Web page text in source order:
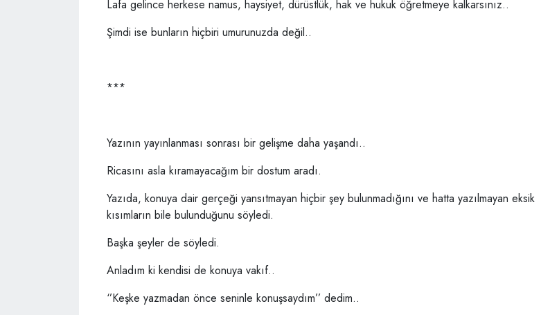
Lafa gelince herkese namus, haysiyet, dürüstlük, hak ve hukuk öğretmeye kalkarsınız..
Şimdi ise bunların hiçbiri umurunuzda değil..
***
Yazının yayınlanması sonrası bir gelişme daha yaşandı..
Ricasını asla kıramayacağım bir dostum aradı.
Yazıda, konuya dair gerçeği yansıtmayan hiçbir şey bulunmadığını ve hatta yazılmayan eksik
kısımların bile bulunduğunu söyledi.
Başka şeyler de söyledi.
Anladım ki kendisi de konuya vakıf..
‘’Keşke yazmadan önce seninle konuşsaydım’’ dedim..